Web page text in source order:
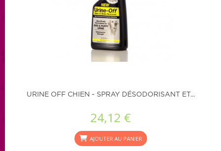
URINE OFF CHIEN - SPRAY DÉSODORISANT ET...
24,12 €
AJOUTER AU PANIER